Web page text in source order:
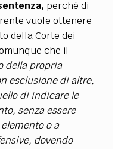
perché di
vuole ottenere
della Corte dei
che il
della propria
esclusione di altre,
di indicare le
senza essere
o a
dovendo